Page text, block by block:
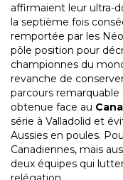
affirmaient leur ultra-
la septième fois
remportée par les
pôle position pour
championnes du
revanche de
parcours
obtenue face au
série à Valladolid et
Aussies en poules.
Canadiennes, mais
deux équipes qui